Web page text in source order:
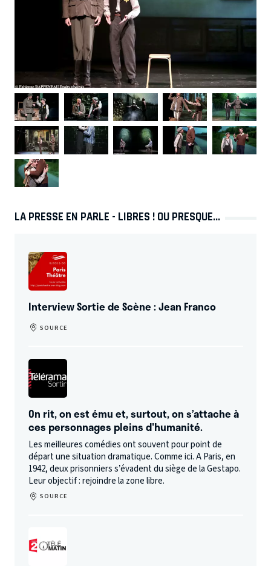
LA PRESSE EN PARLE - LIBRES ! OU PRESQUE...
Interview Sortie de Scène : Jean Franco
SOURCE
On rit, on est ému et, surtout, on s’attache à
ces personnages pleins d'humanité.
Les meilleures comédies ont souvent pour point de
départ une situation dramatique. Comme ici. A Paris, en
1942, deux prisonniers s’évadent du siège de la Gestapo.
Leur objectif : rejoindre la zone libre.
SOURCE